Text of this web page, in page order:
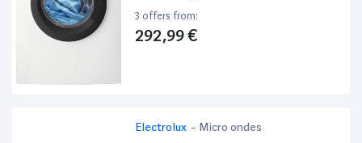
56.8 Cm - Hauteur : 85 Cm -
Chargement Frontal - 53 Litres - 8 Kg -
3 offers from:
292,99 €
Electrolux - Micro ondes